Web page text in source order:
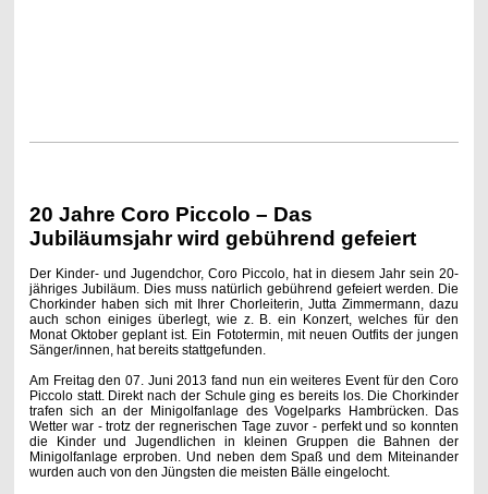
20 Jahre Coro Piccolo – Das
Jubiläumsjahr wird gebührend gefeiert
Der Kinder- und Jugendchor, Coro Piccolo, hat in diesem Jahr sein 20-
jähriges Jubiläum. Dies muss natürlich gebührend gefeiert werden. Die
Chorkinder haben sich mit Ihrer Chorleiterin, Jutta Zimmermann, dazu
auch schon einiges überlegt, wie z. B. ein Konzert, welches für den
Monat Oktober geplant ist. Ein Fototermin, mit neuen Outfits der jungen
Sänger/innen, hat bereits stattgefunden.
Am Freitag den 07. Juni 2013 fand nun ein weiteres Event für den Coro
Piccolo statt. Direkt nach der Schule ging es bereits los. Die Chorkinder
trafen sich an der Minigolfanlage des Vogelparks Hambrücken. Das
Wetter war - trotz der regnerischen Tage zuvor - perfekt und so konnten
die Kinder und Jugendlichen in kleinen Gruppen die Bahnen der
Minigolfanlage erproben. Und neben dem Spaß und dem Miteinander
wurden auch von den Jüngsten die meisten Bälle eingelocht.